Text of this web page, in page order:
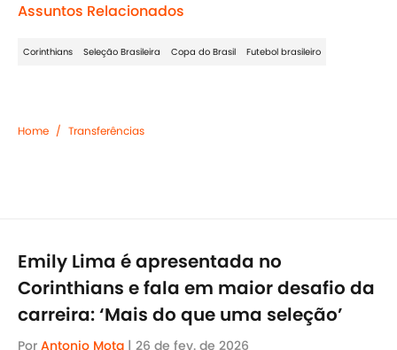
Assuntos Relacionados
Corinthians Seleção Brasileira Copa do Brasil Futebol brasileiro
Home / Transferências
Emily Lima é apresentada no
Corinthians e fala em maior desafio da
carreira: ‘Mais do que uma seleção’
Por Antonio Mota | 26 de fev. de 2026